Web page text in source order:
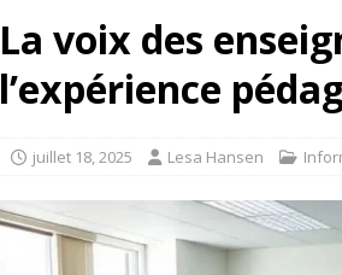
La voix des
l’expérience
juillet 18, 2025 Lesa Hansen